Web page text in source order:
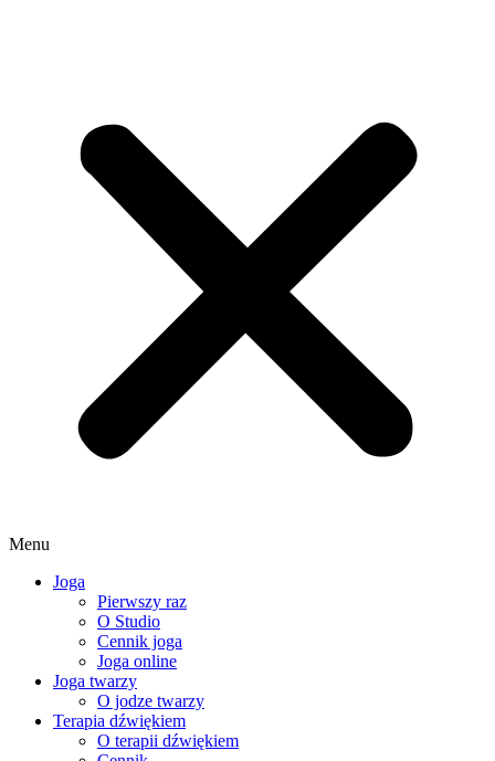
Menu
Joga
Pierwszy raz
O Studio
Cennik joga
Joga online
Joga twarzy
O jodze twarzy
Terapia dźwiękiem
O terapii dźwiękiem